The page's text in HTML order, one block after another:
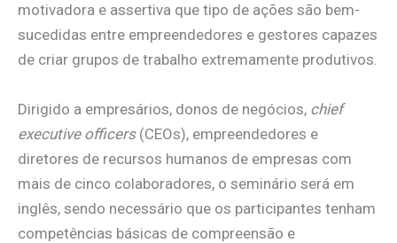
motivadora e assertiva que tipo de ações são bem-
sucedidas entre empreendedores e gestores capazes
de criar grupos de trabalho extremamente produtivos.
Dirigido a empresários, donos de negócios, chief
executive officers(CEOs), empreendedores e
diretores de recursos humanos de empresas com
mais de cinco colaboradores, o seminário será em
inglês, sendo necessário que os participantes tenham
competências básicas de compreensão e